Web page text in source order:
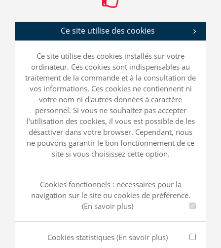
Ce site utilise des cookies
Ce site utilise des cookies installés sur votre
ordinateur. Ces cookies sont indispensables au
traitement de la commande et à la consultation de
vos informations. Ces cookies ne contiennent ni
votre nom ni d'autres données à caractère
personnel. Si vous ne souhaitez pas accepter
l'utilisation des cookies, il vous est possible de les
désactiver dans votre browser. Cependant, nous
ne pouvons garantir le bon fonctionnement de ce
site si vous choisissez cette option.
Cookies fonctionnels : nécessaires pour la
navigation sur le site ou cookies de préférence.
(En savoir plus)
Cookies statistiques (En savoir plus)